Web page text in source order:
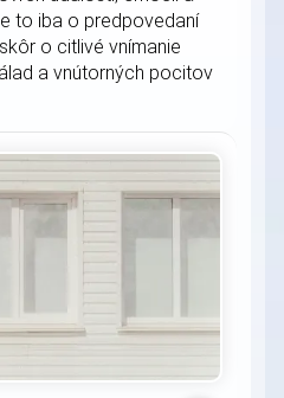
to iba o predpovedaní
o citlivé vnímanie
a vnútorných pocitov